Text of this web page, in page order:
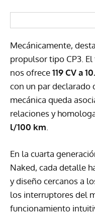
Mecánicamente,
propulsor tipo CP3.
nos ofrece119 CV a
con un par declarado
mecánica queda
relaciones y
l/100 km.
En la cuarta
Naked, cada detalle
y diseño cercanos a
los interruptores del
funcionamiento